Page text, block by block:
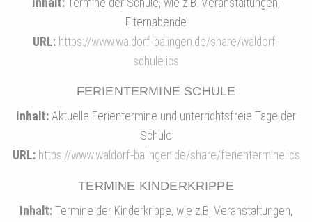
Elternabende
URL: https://www.waldorf-balingen.de/share/waldorf-
schule.ics
FERIENTERMINE SCHULE
Inhalt: Aktuelle Ferientermine und unterrichtsfreie Tage der
Schule
URL: https://www.waldorf-balingen.de/share/ferientermine.ics
TERMINE KINDERKRIPPE
Inhalt: Termine der Kinderkrippe, wie z.B. Veranstaltungen,